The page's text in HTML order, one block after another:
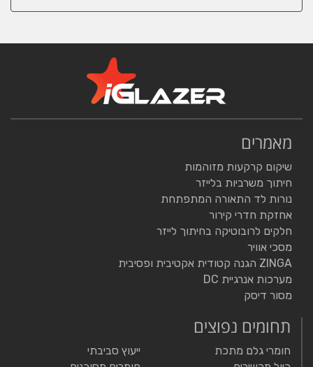
מאמרים
שיקום קרקעות מזוהמות
חיתוך משרביות בלייזר
נורות לד התאורה המתפתחת
אחזקת חדרי קירור
חלקים לרובוטיקה בחיתוך לייזר
מסכי אוויר
ZINGA הגנה קטודית אקטיבית ופסיבית
מערכות אנרגיית DC
מסור דיסק
תחומים נפוצים
חומרי גלם מתכת
ייעוץ סביבתי